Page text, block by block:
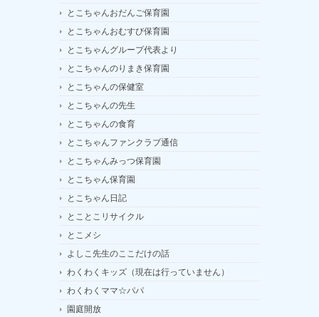
とこちゃんおだんご保育園
とこちゃんおむすび保育園
とこちゃんグループ代表より
とこちゃんのりまき保育園
とこちゃんの保健室
とこちゃんの先生
とこちゃんの食育
とこちゃんファンクラブ通信
とこちゃんみっつ保育園
とこちゃん保育園
とこちゃん日記
とことこリサイクル
とこメシ
よしこ先生のここだけの話
わくわくキッズ（現在は行っていません）
わくわくママ☆パパ
園庭開放